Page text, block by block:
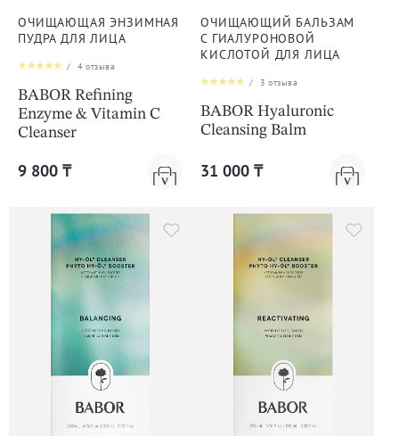
ОЧИЩАЮЩАЯ ЭНЗИМНАЯ
ПУДРА ДЛЯ ЛИЦА
/ 4отзыва
BABOR Refining
Enzyme & Vitamin C
Cleanser
9 800 ₸
ОЧИЩАЮЩИЙ БАЛЬЗАМ
С ГИАЛУРОНОВОЙ
КИСЛОТОЙ ДЛЯ ЛИЦА
/ 3 отзыва
BABOR Hyaluronic
Cleansing Balm
31 000 ₸